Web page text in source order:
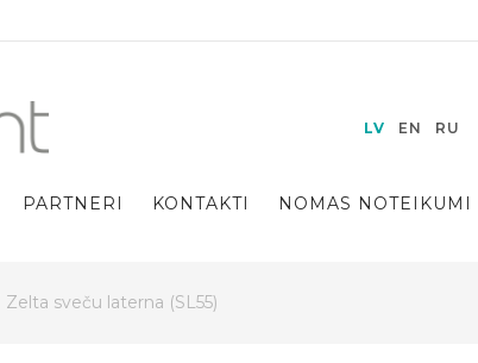
PARTNERI KONTAKTI NOMAS NOTEIKUMI
LV EN RU
Zelta sveču laterna (SL55)